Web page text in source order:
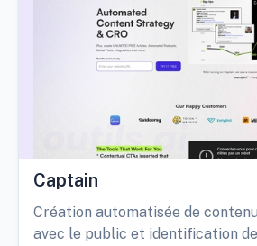
Captain
Création automatisée de
avec le public et identification